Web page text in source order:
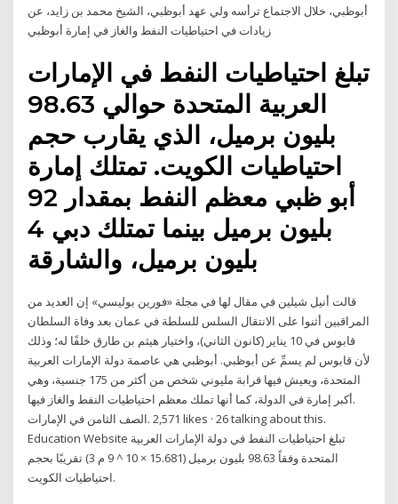
أبوظبي، خلال الاجتماع ترأسه ولي عهد أبوظبي، الشيخ محمد بن زايد، عن
زيادات في احتياطيات النفط والغاز في إمارة أبوظبي
تبلغ احتياطيات النفط في الإمارات
العربية المتحدة حوالي 98.63
بليون برميل، الذي يقارب حجم
احتياطيات الكويت. تمتلك إمارة
أبو ظبي معظم النفط بمقدار 92
بليون برميل بينما تمتلك دبي 4
بليون برميل، والشارقة
قالت أنيل شيلين في مقال لها في مجلة «فورين بوليسي» إن العديد من
المراقبين أثنوا على الانتقال السلس للسلطة في عمان بعد وفاة السلطان
قابوس في 10 يناير (كانون الثاني)، واختيار هيثم بن طارق خلفًا له؛ وذلك
لأن قابوس لم يسمِّ عن أبوظبي. أبوظبي هي عاصمة دولة الإمارات العربية
المتحدة، ويعيش فيها قرابة مليوني شخص من أكثر من 175 جنسية، وهي
أكبر إمارة في الدولة، كما أنها تملك معظم احتياطيات النفط والغاز فيها.
‎الصف الثامن في الإمارات‎. 2,571 likes · 26 talking about this.
Education Website تبلغ احتياطيات النفط في دولة الإمارات العربية
المتحدة وفقاً 98.63 بليون برميل (15.681 × 10 ^ 9 م 3) تقريبًا بحجم
احتياطيات الكويت.